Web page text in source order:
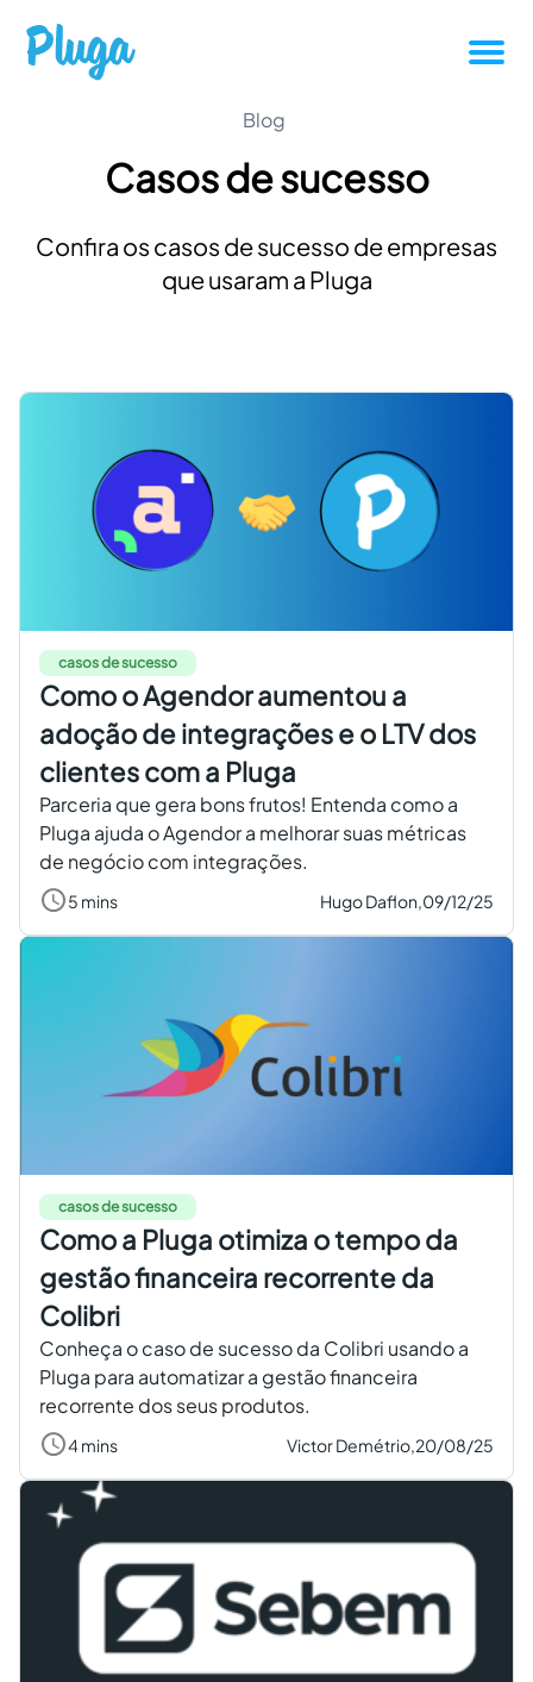
Tutoriais
Produtividade
Novidades da Pluga
Outros
Criar conta grátis
PT
Blog
Casos de sucesso
Confira os casos de sucesso de empresas
que usaram a Pluga
casos de sucesso
Como o Agendor aumentou a
adoção de integrações e o LTV dos
clientes com a Pluga
Parceria que gera bons frutos! Entenda como a
Pluga ajuda o Agendor a melhorar suas métricas
de negócio com integrações.
5 mins Hugo Daflon,09/12/25
casos de sucesso
Como a Pluga otimiza o tempo da
gestão financeira recorrente da
Colibri
Conheça o caso de sucesso da Colibri usando a
Pluga para automatizar a gestão financeira
recorrente dos seus produtos.
4 mins Victor Demétrio,20/08/25